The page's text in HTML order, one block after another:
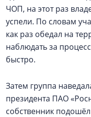
ЧОП, на этот раз
успели. По словам
как раз обедал на
наблюдать за
быстро.
Затем группа
президента ПАО
собственник